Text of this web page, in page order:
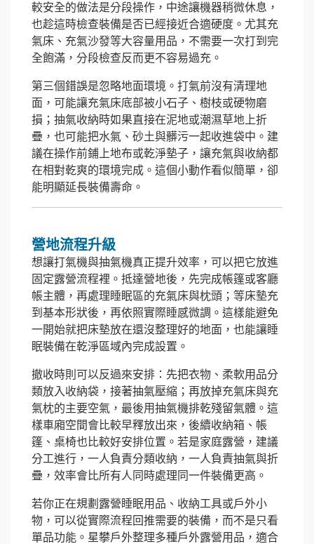
較安全的做法是分段操作，中途讓機器稍微休息，
也趁這時檢查裝備是否已經接近合適硬度。尤其充
氣床、充氣沙發等大容量用品，不需要一次打到完
全飽滿，分段檢查反而更不容易過充。
第三個錯誤是忽略地面環境。打氣前沒有清理地
面，可能讓充氣床底部被小石子、樹枝或硬物磨
損；抽氣收納時如果直接在泥地或潮濕草地上折
疊，也可能把水氣、砂土與髒污一起收進袋中。建
議在操作前鋪上地布或乾淨墊子，讓充氣與收納都
在相對乾爽的環境完成。這個小動作看似簡單，卻
能明顯延長裝備壽命。
營地流程升級
想讓打氣機與抽氣機真正提升效率，可以把它放進
固定露營流程裡。抵達營地後，先完成帳篷或客廳
帳主體，再處理睡眠區的充氣床與枕頭；等床墊充
到基本形狀後，再依照實際睡感微調。這樣能避免
一開始就把床墊放在還沒整理好的地面，也能讓睡
眠裝備在乾淨區域內完成設置。
撤收時則可以反過來安排：先把衣物、柔軟用品分
類放入收納袋，接著抽氣壓縮；再放掉充氣床與充
氣枕的主要空氣，最後用抽氣機排乾殘留氣體。這
樣車廂空間會比較早釋放出來，後續收納箱、帳
篷、桌椅也比較好安排位置。若是家庭露營，建議
分工進行，一人負責分類收納，一人負責抽氣與折
疊，效率會比所有人同時處理同一件裝備更高。
若你正在規劃露營睡眠用品、收納工具或戶外小
物，可以從實際流程回推需要的裝備，而不是只看
單品功能。星攀戶外整理多種戶外露營用品，適合